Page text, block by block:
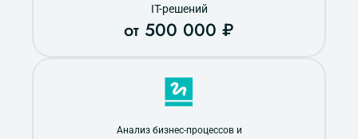
IT-решений
от 500 000 ₽
Анализ бизнес-процессов и